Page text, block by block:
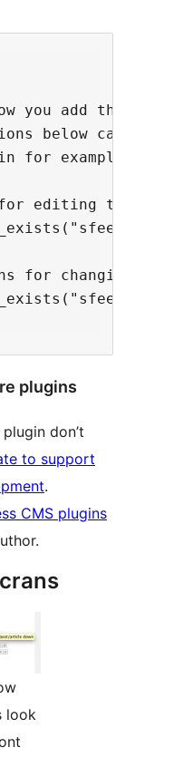
you add the icons
below can be
for example a list
editing the post/
for changing the
plugins
don’t
to support
.
CMS plugins
look